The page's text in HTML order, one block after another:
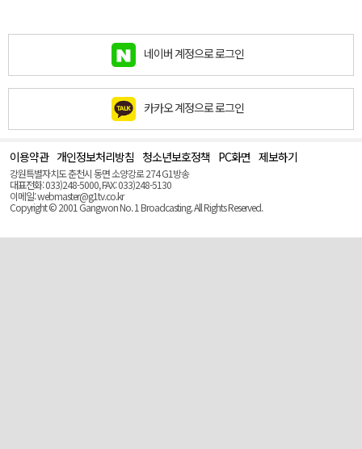
네이버 계정으로 로그인
카카오 계정으로 로그인
이용약관 개인정보처리방침 청소년보호정책 PC화면 제보하기
강원특별자치도 춘천시 동면 소양강로 274 G1방송
대표전화: 033)248-5000, FAX: 033)248-5130
이메일: webmaster@g1tv.co.kr
Copyright © 2001 Gangwon No. 1 Broadcasting. All Rights Reserved.